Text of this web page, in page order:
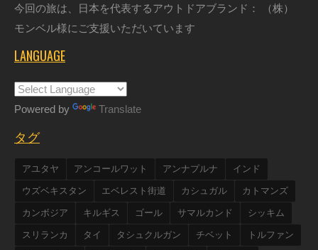
今回の旅は、日本を代表するアウトドアブランド： （株）
モンベル様にご支援いただいています
LANGUAGE
Powered by Translate
タグ
アユタヤ アンコールワット アンナプルナ インド
ウズベキスタン エベレスト街道 カシュガル カトマンズ
カンボジア キルギス ゴール サマルカンド シッキム
スリランカ タイ タシュクルガン チベット トルファン